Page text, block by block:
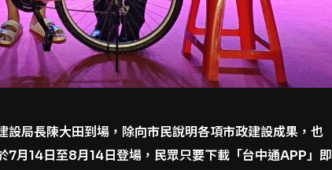
局長陳大田到場，除向市民說明各項市政建設成果，也
7月14日至8月14日登場，民眾只要下載「台中通APP」即